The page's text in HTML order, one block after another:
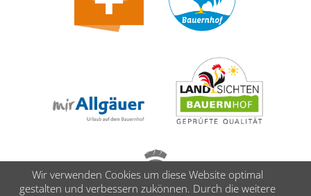
Wir verwenden Cookies um diese Website optimal
gestalten und verbessern zukönnen. Durch die weitere